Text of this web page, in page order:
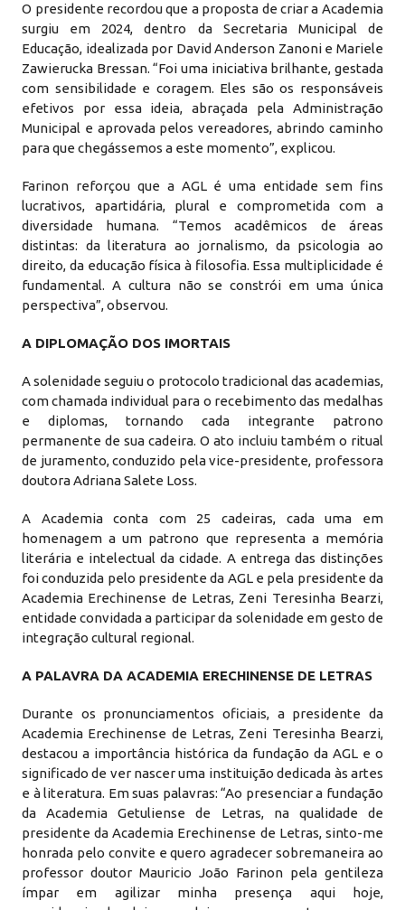
O presidente recordou que a proposta de criar a Academia
surgiu em 2024, dentro da Secretaria Municipal de
Educação, idealizada por David Anderson Zanoni e Mariele
Zawierucka Bressan. “Foi uma iniciativa brilhante, gestada
com sensibilidade e coragem. Eles são os responsáveis
efetivos por essa ideia, abraçada pela Administração
Municipal e aprovada pelos vereadores, abrindo caminho
para que chegássemos a este momento”, explicou.
Farinon reforçou que a AGL é uma entidade sem fins
lucrativos, apartidária, plural e comprometida com a
diversidade humana. “Temos acadêmicos de áreas
distintas: da literatura ao jornalismo, da psicologia ao
direito, da educação física à filosofia. Essa multiplicidade é
fundamental. A cultura não se constrói em uma única
perspectiva”, observou.
A DIPLOMAÇÃO DOS IMORTAIS
A solenidade seguiu o protocolo tradicional das academias,
com chamada individual para o recebimento das medalhas
e diplomas, tornando cada integrante patrono
permanente de sua cadeira. O ato incluiu também o ritual
de juramento, conduzido pela vice-presidente, professora
doutora Adriana Salete Loss.
A Academia conta com 25 cadeiras, cada uma em
homenagem a um patrono que representa a memória
literária e intelectual da cidade. A entrega das distinções
foi conduzida pelo presidente da AGL e pela presidente da
Academia Erechinense de Letras, Zeni Teresinha Bearzi,
entidade convidada a participar da solenidade em gesto de
integração cultural regional.
A PALAVRA DA ACADEMIA ERECHINENSE DE LETRAS
Durante os pronunciamentos oficiais, a presidente da
Academia Erechinense de Letras, Zeni Teresinha Bearzi,
destacou a importância histórica da fundação da AGL e o
significado de ver nascer uma instituição dedicada às artes
e à literatura. Em suas palavras: “Ao presenciar a fundação
da Academia Getuliense de Letras, na qualidade de
presidente da Academia Erechinense de Letras, sinto-me
honrada pelo convite e quero agradecer sobremaneira ao
professor doutor Mauricio João Farinon pela gentileza
ímpar em agilizar minha presença aqui hoje,